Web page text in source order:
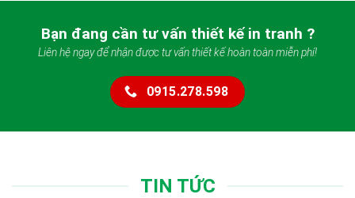
Bạn đang cần tư vấn thiết kế in tranh ?
Liên hệ ngay để nhận được tư vấn thiết kế hoàn toàn miễn phí!
0915.278.598
TIN TỨC